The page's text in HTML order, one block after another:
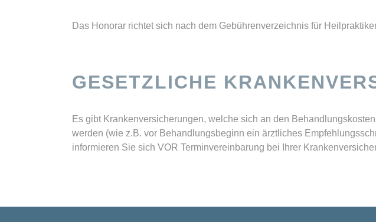
Das Honorar richtet sich nach dem Gebührenverzeichnis für
GESETZLICHE
Es gibt Krankenversicherungen, welche sich an den
werden (wie z.B. vor Behandlungsbeginn ein ärztliches
informieren Sie sich VOR Terminvereinbarung bei Ihrer